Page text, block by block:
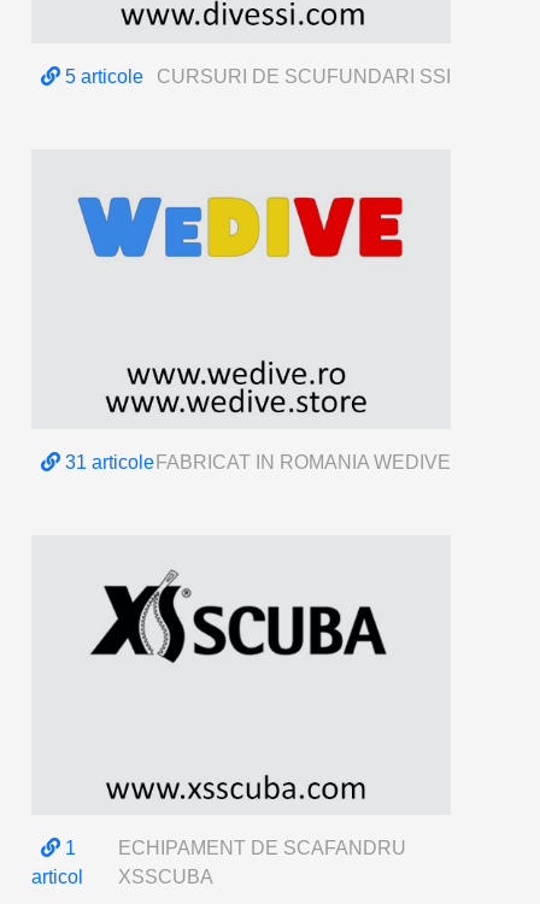
5 articole CURSURI DE SCUFUNDARI SSI
31 articole FABRICAT IN ROMANIA WEDIVE
1
articol
ECHIPAMENT DE SCAFANDRU
XSSCUBA